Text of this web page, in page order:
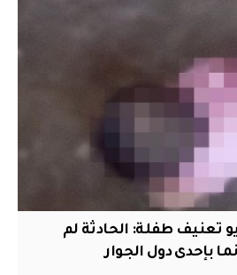
تعنيف طفلة: الحادثة لم
بإحدى دول الجوار